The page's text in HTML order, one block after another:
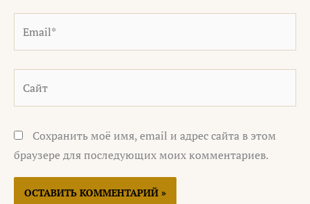
Сохранить моё имя, email и адрес сайта в этом
браузере для последующих моих комментариев.